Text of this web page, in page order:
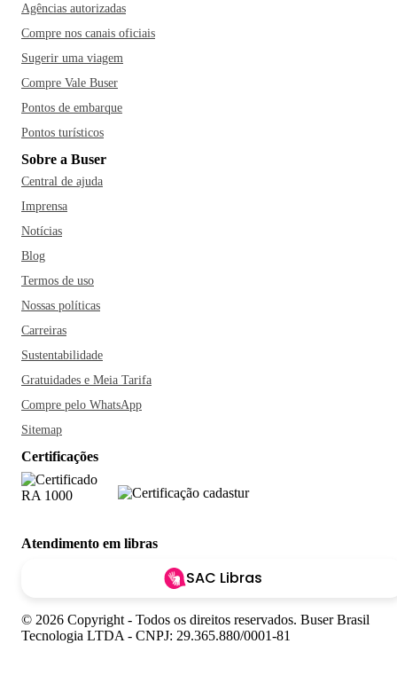
Agências autorizadas
Compre nos canais oficiais
Sugerir uma viagem
Compre Vale Buser
Pontos de embarque
Pontos turísticos
Sobre a Buser
Central de ajuda
Imprensa
Notícias
Blog
Termos de uso
Nossas políticas
Carreiras
Sustentabilidade
Gratuidades e Meia Tarifa
Compre pelo WhatsApp
Sitemap
Certificações
Atendimento em libras
SAC Libras
© 2026 Copyright - Todos os direitos reservados. Buser Brasil
Tecnologia LTDA - CNPJ: 29.365.880/0001-81